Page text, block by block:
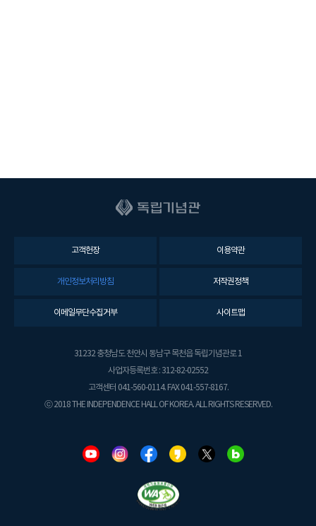
고객헌장 이용약관
개인정보처리방침 저작권정책
이메일무단수집거부 사이트맵
31232 충청남도 천안시 동남구 목천읍 독립기념관로 1
사업자등록번호 : 312-82-02552
고객센터 041-560-0114. FAX 041-557-8167.
ⓒ 2018 THE INDEPENDENCE HALL OF KOREA. ALL RIGHTS RESERVED.